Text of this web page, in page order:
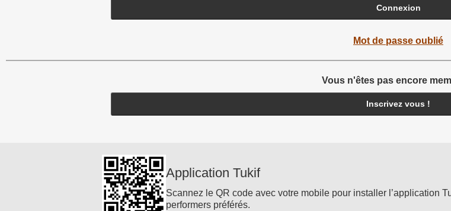
Connexion
Mot de passe oublié
Vous n'êtes pas encore
Inscrivez vous !
Application Tukif
Scannez le QR code avec votre mobile pour installer l’application
performers préférés.